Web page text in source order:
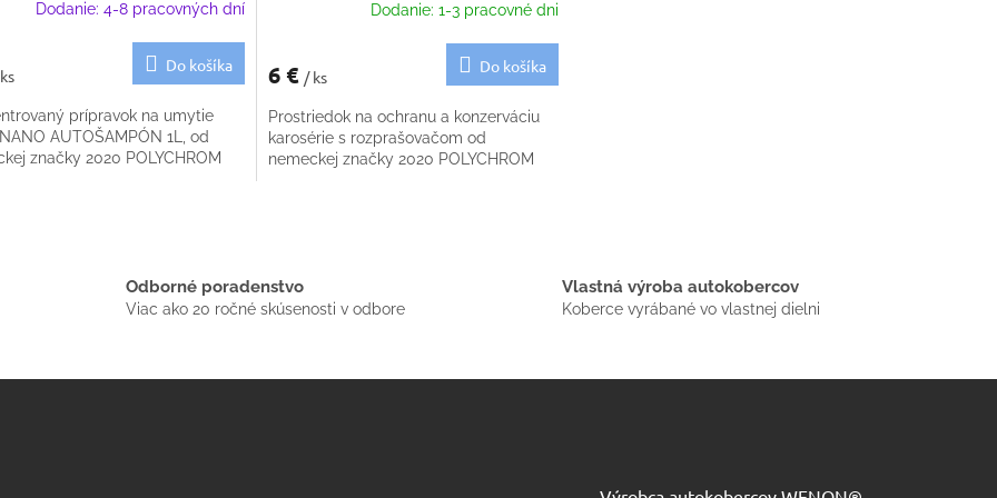
Dodanie: 4-8 pracovných dní
Do košíka
prípravok na umytie
AUTOŠAMPÓN 1L, od
značky 2020 POLYCHROM
Dodanie: 1-3 pracovné dni
6 € / ks
Do košíka
Prostriedok na ochranu a konzerváciu
karosérie s rozprašovačom od
nemeckej značky 2020 POLYCHROM
e
Odborné poradenstvo
Viac ako 20 ročné skúsenosti v odbore
Vlastná výroba autokobercov
Koberce vyrábané vo vlastnej dielni